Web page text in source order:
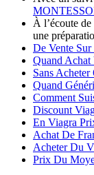
À l’écoute de
une
De Vente
Quand Achat
Sans
Quand
Comment
Discount
En Viagra
Achat De
Acheter Du
Prix Du